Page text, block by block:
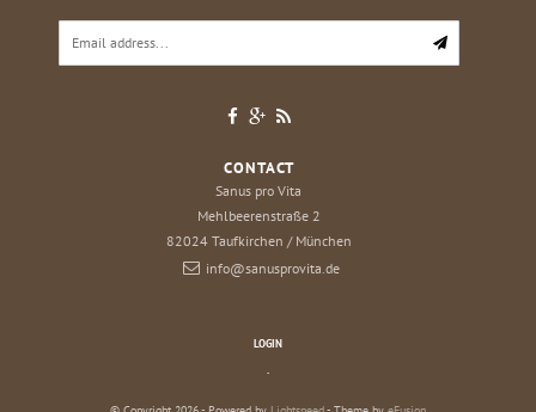
CONTACT
Sanus pro Vita
Mehlbeerenstraße 2
82024 Taufkirchen / München
info@sanusprovita.de
LOGIN